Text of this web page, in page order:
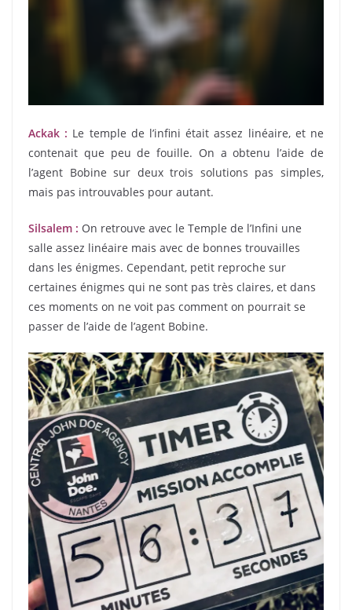
Ackak : Le temple de l’infini était assez linéaire, et ne
contenait que peu de fouille. On a obtenu l’aide de
l’agent Bobine sur deux trois solutions pas simples,
mais pas introuvables pour autant.
Silsalem : On retrouve avec le Temple de l’Infini une
salle assez linéaire mais avec de bonnes trouvailles
dans les énigmes. Cependant, petit reproche sur
certaines énigmes qui ne sont pas très claires, et dans
ces moments on ne voit pas comment on pourrait se
passer de l’aide de l’agent Bobine.